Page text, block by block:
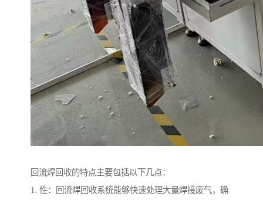
回流焊回收的特点主要包括以下几点：
1. 性：回流焊回收系统能够快速处理大量焊接废气，确